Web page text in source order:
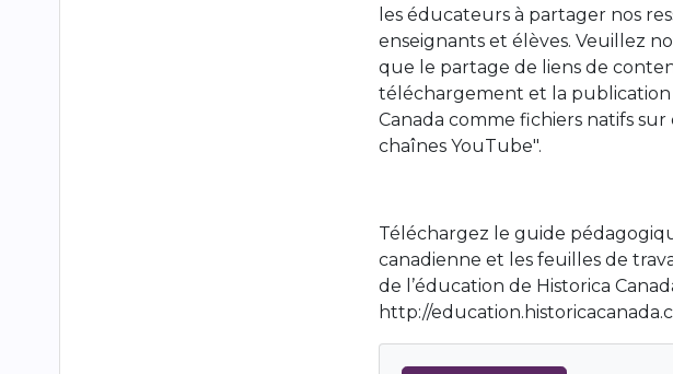
les éducateurs à partager nos
enseignants et élèves. Veuillez
que le partage de liens de
téléchargement et la publication
Canada comme fichiers natifs
chaînes YouTube".
Téléchargez le guide
canadienne et les feuilles de
de l’éducation de Historica
http://